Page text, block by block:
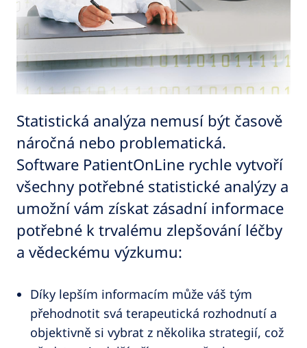
Statistická analýza nemusí být časově
náročná nebo problematická.
Software PatientOnLine rychle vytvoří
všechny potřebné statistické analýzy a
umožní vám získat zásadní informace
potřebné k trvalému zlepšování léčby
a vědeckému výzkumu:
Díky lepším informacím může váš tým
přehodnotit svá terapeutická rozhodnutí a
objektivně si vybrat z několika strategií, což